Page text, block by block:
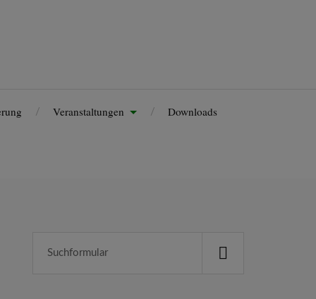
Veranstaltungen Downloads